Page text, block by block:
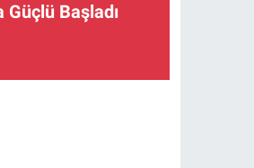
Güçlü Başladı